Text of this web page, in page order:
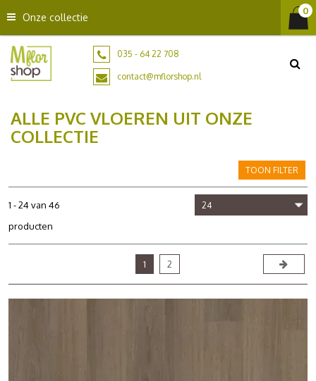
n
Onze collectie
035 - 64 22 708
contact@mflorshop.nl
ALLE PVC VLOEREN UIT ONZE
COLLECTIE
TOON FILTER
1 - 24 van 46
producten
1 2